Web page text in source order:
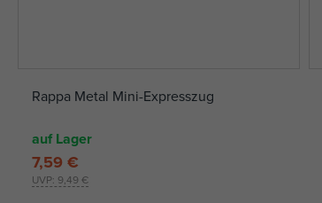
Rappa Metal Mini-Expresszug
auf Lager
UVP: 9,49 €
7,59 €